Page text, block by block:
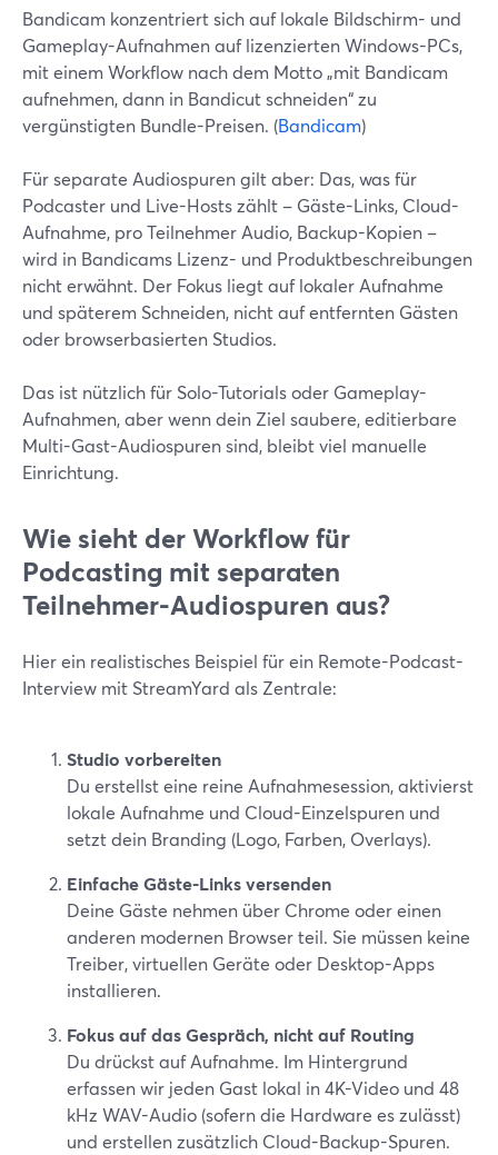
Bandicam konzentriert sich auf lokale Bildschirm- und
Gameplay-Aufnahmen auf lizenzierten Windows-PCs,
mit einem Workflow nach dem Motto „mit Bandicam
aufnehmen, dann in Bandicut schneiden“ zu
vergünstigten Bundle-Preisen. (Bandicam)
Für separate Audiospuren gilt aber: Das, was für
Podcaster und Live-Hosts zählt – Gäste-Links, Cloud-
Aufnahme, pro Teilnehmer Audio, Backup-Kopien –
wird in Bandicams Lizenz- und Produktbeschreibungen
nicht erwähnt. Der Fokus liegt auf lokaler Aufnahme
und späterem Schneiden, nicht auf entfernten Gästen
oder browserbasierten Studios.
Das ist nützlich für Solo-Tutorials oder Gameplay-
Aufnahmen, aber wenn dein Ziel saubere, editierbare
Multi-Gast-Audiospuren sind, bleibt viel manuelle
Einrichtung.
Wie sieht der Workflow für
Podcasting mit separaten
Teilnehmer-Audiospuren aus?
Hier ein realistisches Beispiel für ein Remote-Podcast-
Interview mit StreamYard als Zentrale:
Studio vorbereiten
Du erstellst eine reine Aufnahmesession, aktivierst
lokale Aufnahme und Cloud-Einzelspuren und
setzt dein Branding (Logo, Farben, Overlays).
Einfache Gäste-Links versenden
Deine Gäste nehmen über Chrome oder einen
anderen modernen Browser teil. Sie müssen keine
Treiber, virtuellen Geräte oder Desktop-Apps
installieren.
Fokus auf das Gespräch, nicht auf Routing
Du drückst auf Aufnahme. Im Hintergrund
erfassen wir jeden Gast lokal in 4K-Video und 48
kHz WAV-Audio (sofern die Hardware es zulässt)
und erstellen zusätzlich Cloud-Backup-Spuren.